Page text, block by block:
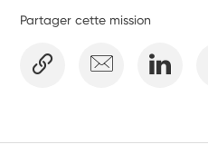
Partager cette mission